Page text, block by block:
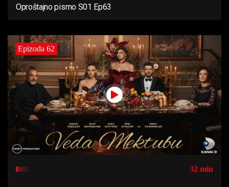
Oproštajno pismo S01 Ep63
Epizoda 62
32 min